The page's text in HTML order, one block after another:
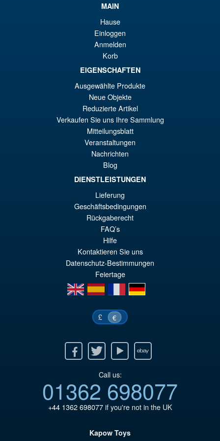
S.H.Figuarts Rei Ayanami
Neon Genesis Evangelion
Action Figure ( Reissue )
PRÉ COMMANDE
S.H.Figuarts Dragon Ball Z
Frieza Fourth Form Action
Figure ( New Sculpt )
PRÉ COMMANDE
MAIN
Hause
Einloggen
Anmelden
Korb
EIGENSCHAFTEN
Ausgewählte Produkte
Neue Objekte
Reduzierte Artikel
Verkaufen Sie uns Ihre Sammlung
Mitteilungsblatt
Veranstaltungen
Nachrichten
Blog
DIENSTLEISTUNGEN
Lieferung
Geschäftsbedingungen
Rückgaberecht
FAQ’s
Hilfe
Kontaktieren Sie uns
Datenschutz-Bestimmungen
Feiertage
en
es fr de
£ €
Twitter Youtube Ebay
Call us:
01362 698077
+44 1362 698077if you're not in the UK
Kapow Toys